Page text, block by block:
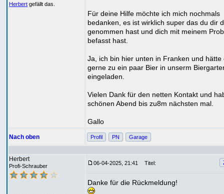
Herbert gefällt das.
Für deine Hilfe möchte ich mich nochmals
bedanken, es ist wirklich super das du dir
genommen hast und dich mit meinem
befasst hast.
Ja, ich bin hier unten in Franken und hätte
gerne zu ein paar Bier in unserm
eingeladen.
Vielen Dank für den netten Kontakt und
schönen Abend bis zu8m nächsten mal.
Gallo
Nach oben Profil PN Garage
Herbert
Profi-Schrauber 06-04-2025, 21:41 Titel:
Danke für die Rückmeldung!